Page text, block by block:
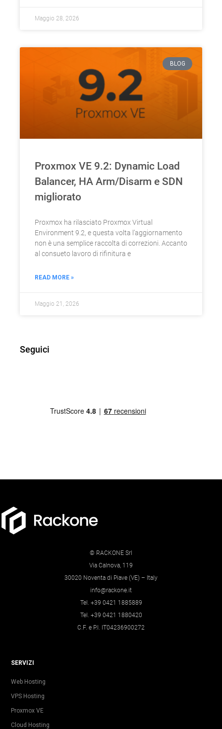
Maggio 28, 2026
BLOG
Proxmox VE 9.2: Dynamic Load
Balancer, HA Arm/Disarm e SDN
migliorato
Proxmox ha rilasciato Proxmox Virtual
Environment 9.2, e questa volta l’aggiornamento
non è una semplice raccolta di correzioni. Accanto
al consueto lavoro di rifinitura e
READ MORE »
Maggio 21, 2026
Seguici
© RACKONE Srl
Via Calnova, 119
30020 Noventa di Piave (VE) – Italy
info@rackone.it
Tel. +39 0421 1885889
Tel. +39 0421 1880420
C.F. e P.I. IT04236900272
SERVIZI
Web Hosting
VPS Hosting
Proxmox VE
Cloud Hosting